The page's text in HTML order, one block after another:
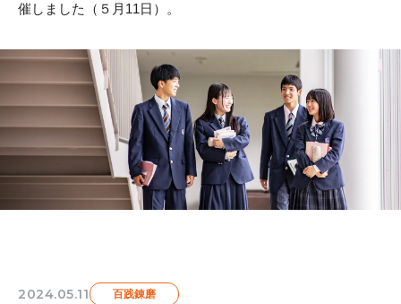
催しました（５月11日）。
2024.05.11 百践錬磨